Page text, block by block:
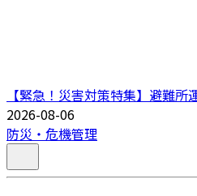
【緊急！災害対策特集】避難
2026-08-06
防災・危機管理